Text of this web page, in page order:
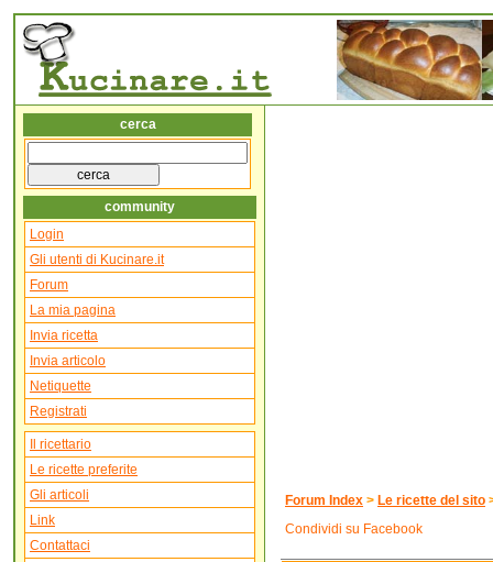
cerca
community
Login
Gli utenti di Kucinare.it
Forum
La mia pagina
Invia ricetta
Invia articolo
Netiquette
Registrati
Il ricettario
Le ricette preferite
Gli articoli
Link
Contattaci
Forum Index > Le ricette del sito
Condividi su Facebook